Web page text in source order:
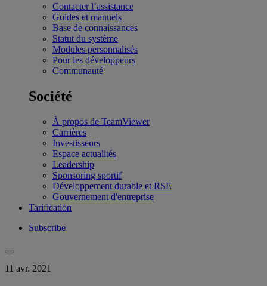
Contacter l’assistance
Guides et manuels
Base de connaissances
Statut du système
Modules personnalisés
Pour les développeurs
Communauté
Société
À propos de TeamViewer
Carrières
Investisseurs
Espace actualités
Leadership
Sponsoring sportif
Développement durable et RSE
Gouvernement d'entreprise
Tarification
Subscribe
11 avr. 2021